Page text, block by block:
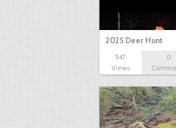
2025 Deer Hunt
547
Views
0